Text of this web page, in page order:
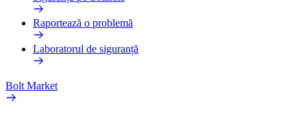
Raportează o problemă
Laboratorul de siguranță
Bolt Market